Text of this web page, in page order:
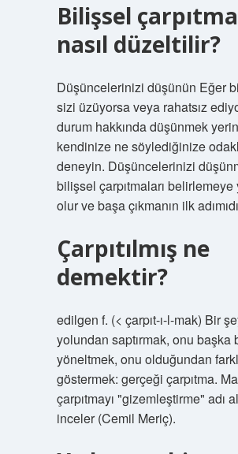
Bilişsel
nasıl düzeltilir?
Düşüncelerinizi düşünün Eğer
sizi üzüyorsa veya rahatsız
durum hakkında düşünmek
kendinize ne söylediğinize
deneyin. Düşüncelerinizi
bilişsel çarpıtmaları belirlemeye
olur ve başa çıkmanın ilk
Çarpıtılmış ne
demektir?
edilgen f. (< çarpıt-ı-l-mak) Bir
yolundan saptırmak, onu başka
yöneltmek, onu olduğundan
göstermek: gerçeği çarpıtma.
çarpıtmayı "gizemleştirme" adı
inceler (Cemil Meriç).